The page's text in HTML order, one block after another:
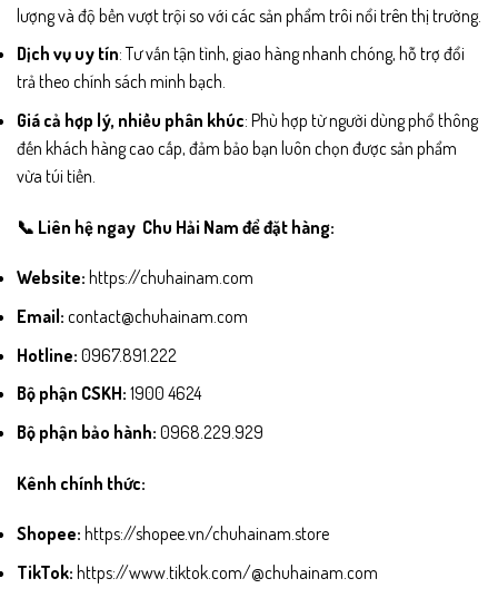
lượng và độ bền vượt trội so với các sản phẩm trôi nổi trên thị trường.
Dịch vụ uy tín: Tư vấn tận tình, giao hàng nhanh chóng, hỗ trợ đổi
trả theo chính sách minh bạch.
Giá cả hợp lý, nhiều phân khúc: Phù hợp từ người dùng phổ thông
đến khách hàng cao cấp, đảm bảo bạn luôn chọn được sản phẩm
vừa túi tiền.
📞 Liên hệ ngay Chu Hải Nam để đặt hàng:
Website: https://chuhainam.com
Email: contact@chuhainam.com
Hotline: 0967.891.222
Bộ phận CSKH: 1900 4624
Bộ phận bảo hành: 0968.229.929
Kênh chính thức:
Shopee: https://shopee.vn/chuhainam.store
TikTok: https://www.tiktok.com/@chuhainam.com